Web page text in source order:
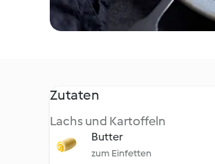
Zutaten
Lachs und Kartoffeln
Butter
zum Einfetten